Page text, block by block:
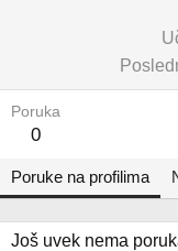
Poruka
0
Poruke na profilima
Još uvek nema